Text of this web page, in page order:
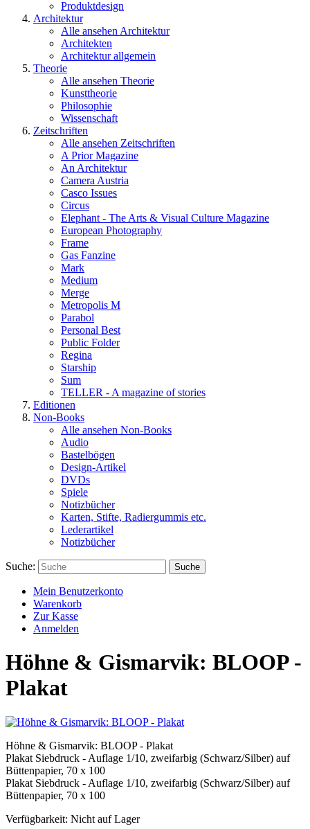
Produktdesign
Architektur
Alle ansehen Architektur
Architekten
Architektur allgemein
Theorie
Alle ansehen Theorie
Kunsttheorie
Philosophie
Wissenschaft
Zeitschriften
Alle ansehen Zeitschriften
A Prior Magazine
An Architektur
Camera Austria
Casco Issues
Circus
Elephant - The Arts & Visual Culture Magazine
European Photography
Frame
Gas Fanzine
Mark
Medium
Merge
Metropolis M
Parabol
Personal Best
Public Folder
Regina
Starship
Sum
TELLER - A magazine of stories
Editionen
Non-Books
Alle ansehen Non-Books
Audio
Bastelbögen
Design-Artikel
DVDs
Spiele
Notizbücher
Karten, Stifte, Radiergummis etc.
Lederartikel
Notizbücher
Suche: Suche
Mein Benutzerkonto
Warenkorb
Zur Kasse
Anmelden
Höhne & Gismarvik: BLOOP -
Plakat
Höhne & Gismarvik: BLOOP - Plakat
Plakat Siebdruck - Auflage 1/10, zweifarbig (Schwarz/Silber) auf
Büttenpapier, 70 x 100
Plakat Siebdruck - Auflage 1/10, zweifarbig (Schwarz/Silber) auf
Büttenpapier, 70 x 100
Verfügbarkeit: Nicht auf Lager